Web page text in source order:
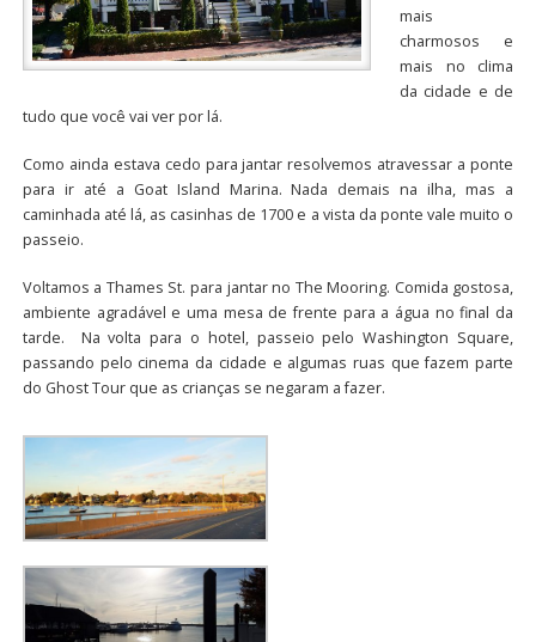
mais
charmosos e
mais no clima
da cidade e de
tudo que você vai ver por lá.
Como ainda estava cedo para jantar resolvemos atravessar a ponte
para ir até a Goat Island Marina. Nada demais na ilha, mas a
caminhada até lá, as casinhas de 1700 e a vista da ponte vale muito o
passeio.
Voltamos a Thames St. para jantar no The Mooring. Comida gostosa,
ambiente agradável e uma mesa de frente para a água no final da
tarde. Na volta para o hotel, passeio pelo Washington Square,
passando pelo cinema da cidade e algumas ruas que fazem parte
do Ghost Tour que as crianças se negaram a fazer.